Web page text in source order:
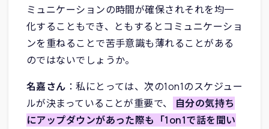
ミュニケーションの時間が確保されそれを均一
化することもでき、ともするとコミュニケーショ
ンを重ねることで苦手意識も薄れることがある
のではないでしょうか。
名嘉さん ：私にとっては、次の1on1のスケジュー
ルが決まっていることが重要で、
自分の気持ち
にアップダウンがあった際も「1on1で話を聞い